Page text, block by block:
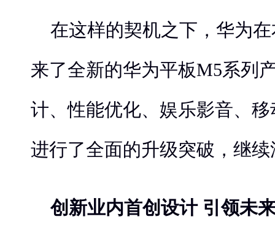
在这样的契机之下，华为
来了全新的华为平板M5系列
计、性能优化、娱乐影音、
进行了全面的升级突破，继
创新业内首创设计 引领未